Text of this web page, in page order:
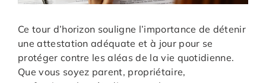
Ce tour d’horizon souligne l’importance de détenir
une attestation adéquate et à jour pour se
protéger contre les aléas de la vie quotidienne.
Que vous soyez parent, propriétaire,